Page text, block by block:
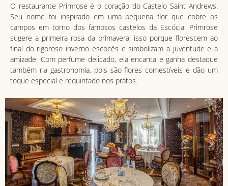
O restaurante Primrose é o coração do Castelo Saint Andrews.
Seu nome foi inspirado em uma pequena flor que cobre os
campos em torno dos famosos castelos da Escócia. Primrose
sugere a primeira rosa da primavera, isso porque florescem ao
final do rigoroso inverno escocês e simbolizam a juventude e a
amizade. Com perfume delicado, ela encanta e ganha destaque
também na gastronomia, pois são flores comestíveis e dão um
toque especial e requintado nos pratos.